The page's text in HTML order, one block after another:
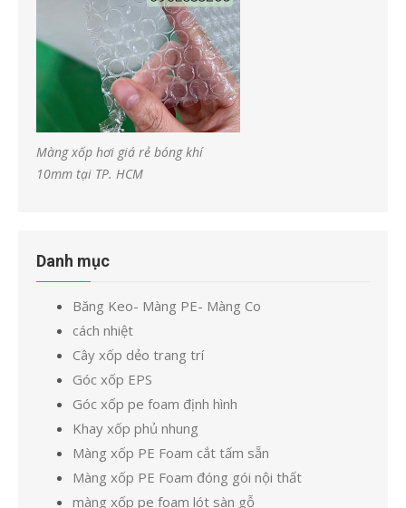
Màng xốp hơi giá rẻ bóng khí
10mm tại TP. HCM
Danh mục
Băng Keo- Màng PE- Màng Co
cách nhiệt
Cây xốp dẻo trang trí
Góc xốp EPS
Góc xốp pe foam định hình
Khay xốp phủ nhung
Màng xốp PE Foam cắt tấm sẵn
Màng xốp PE Foam đóng gói nội thất
màng xốp pe foam lót sàn gỗ